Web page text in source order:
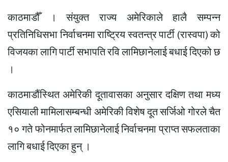
काठमाडौँ । संयुक्त राज्य अमेरिकाले हालै सम्पन्न
प्रतिनिधिसभा निर्वाचनमा राष्ट्रिय स्वतन्त्र पार्टी (रास्वपा) को
विजयका लागि पार्टी सभापति रवि लामिछानेलाई बधाई दिएको छ
।
काठमाडौंस्थित अमेरिकी दूतावासका अनुसार दक्षिण तथा मध्य
एसियाली मामिलासम्बन्धी अमेरिकी विशेष दूत सर्जिओ गोरले चैत
१० गते फोनमार्फत लामिछानेलाई निर्वाचनमा प्राप्त सफलताका
लागि बधाई दिएका हुन् ।